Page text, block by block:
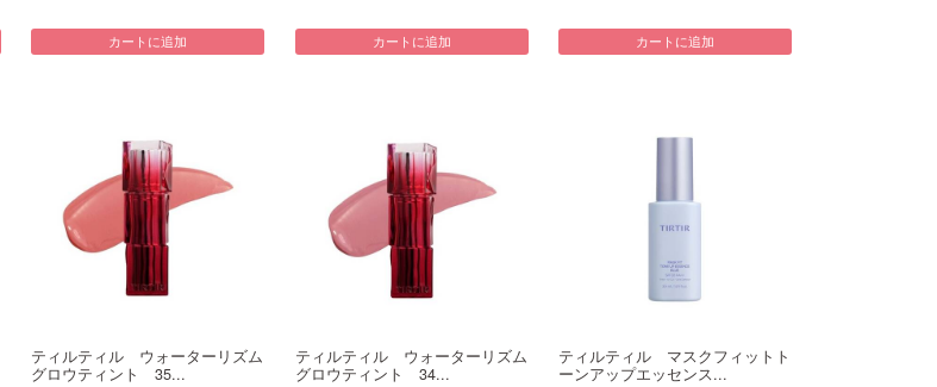
カートに追加 カートに追加 カートに追加
ティルティル ウォーターリズム
グロウティント 35...
ティルティル ウォーターリズム
グロウティント 34...
ティルティル マスクフィットト
ーンアップエッセンス...